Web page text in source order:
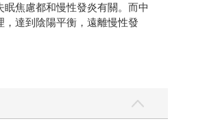
焦慮都和慢性發炎有關。而中
達到陰陽平衡，遠離慢性發